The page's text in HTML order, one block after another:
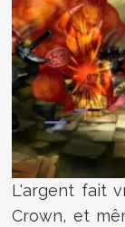
L'argent fait
Crown, et